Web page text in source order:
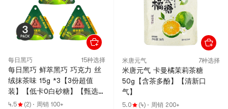
每日黑巧 15种选择
每日黑巧 鲜萃黑巧 巧克力 丝
绒抹茶味 15g *3【3份超值
装】【低卡0白砂糖】【甄选北
川半兵卫茶道级抹茶粉】
4.5 (2) · 周销 100+
米唐元气 7种选择
米唐元气 卡曼橘茉莉茶糖
50g【含茶多酚】【清新口
气】
5.0 (4) · 周销 200+